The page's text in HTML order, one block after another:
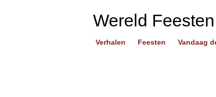
Wereld
Verhalen Feesten Vandaag